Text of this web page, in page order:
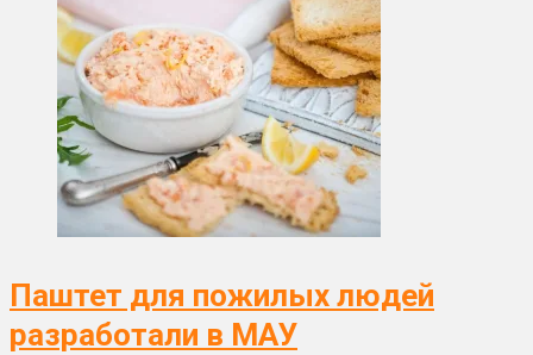
Паштет для пожилых людей
разработали в МАУ